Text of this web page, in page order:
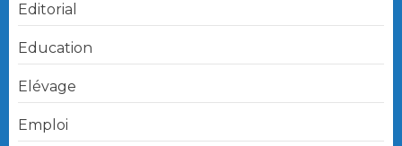
Editorial
Education
Elévage
Emploi